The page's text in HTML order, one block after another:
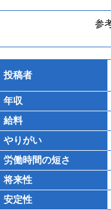
参
投稿者
年収
給料
やりがい
労働時間の短さ
将来性
安定性